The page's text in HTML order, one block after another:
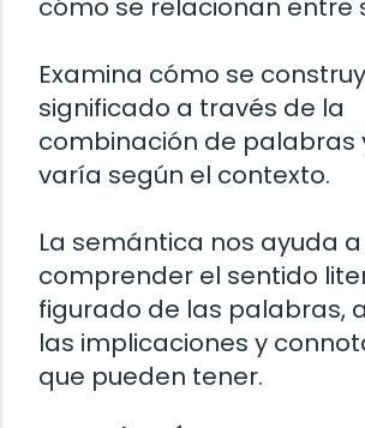
cómo se relacionan entre
Examina cómo se
significado a través de la
combinación de palabras
varía según el contexto.
La semántica nos ayuda a
comprender el sentido
figurado de las palabras,
las implicaciones y
que pueden tener.